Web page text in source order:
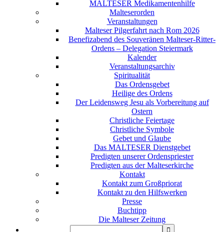
MALTESER Medikamentenhilfe
Malteserorden
Veranstaltungen
Malteser Pilgerfahrt nach Rom 2026
Benefizabend des Souveränen Malteser-Ritter-
Ordens – Delegation Steiermark
Kalender
Veranstaltungsarchiv
Spiritualität
Das Ordensgebet
Heilige des Ordens
Der Leidensweg Jesu als Vorbereitung auf
Ostern
Christliche Feiertage
Christliche Symbole
Gebet und Glaube
Das MALTESER Dienstgebet
Predigten unserer Ordenspriester
Predigten aus der Malteserkirche
Kontakt
Kontakt zum Großpriorat
Kontakt zu den Hilfswerken
Presse
Buchtipp
Die Malteser Zeitung